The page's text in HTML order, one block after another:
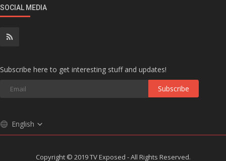
SOCIAL MEDIA
Subscribe here to get interesting stuff and updates!
Subscribe
English
Copyright © 2019 TV Exposed - All Rights Reserved.